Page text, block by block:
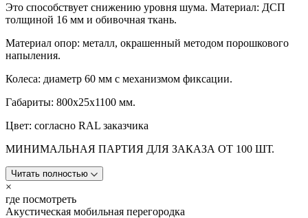
Это способствует снижению уровня шума. Материал: ДСП
толщиной 16 мм и обивочная ткань.
Материал опор: металл, окрашенный методом порошкового
напыления.
Колеса: диаметр 60 мм с механизмом фиксации.
Габариты: 800х25х1100 мм.
Цвет: согласно RAL заказчика
МИНИМАЛЬНАЯ ПАРТИЯ ДЛЯ ЗАКАЗА ОТ 100 ШТ.
Читать полностью
×
где посмотреть
Акустическая мобильная перегородка